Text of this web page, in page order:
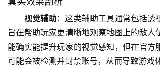
视觉辅助 ：这类辅助工具通常包括透
旨在帮助玩家更清晰地观察地图上的敌人
能确实能提升玩家的视觉感知，但在官方
可能会被检测并封禁账号，从而导致游戏